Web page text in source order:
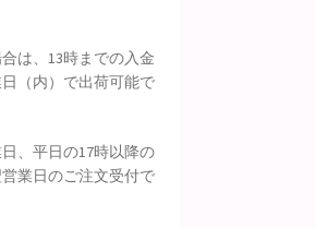
は、13時までの入金
（内）で出荷可能で
、平日の17時以降の
業日のご注文受付で